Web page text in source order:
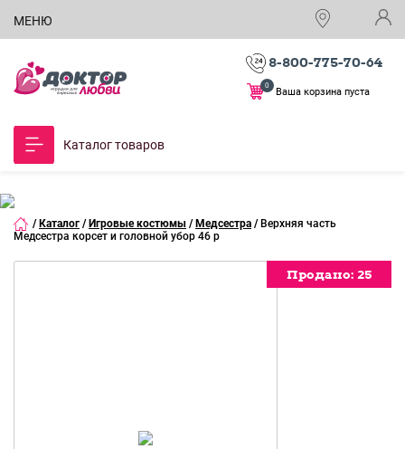
МЕНЮ
8-800-775-70-64
Ваша корзина пуста
0
Каталог товаров
/ Каталог / Игровые костюмы / Медсестра / Верхняя часть
Медсестра корсет и головной убор 46 р
Продано: 25
Продано: 25
Продано: 25
Продано: 25
Продано: 25
Продано: 25
Продано: 25